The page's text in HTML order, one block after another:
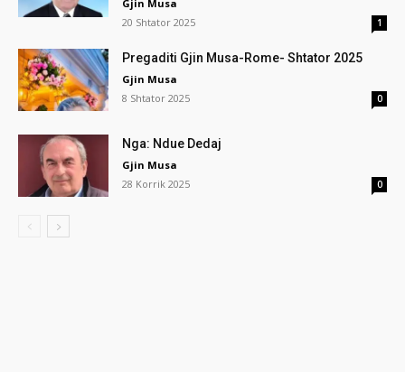
Gjin Musa
20 Shtator 2025
1
Pregaditi Gjin Musa-Rome- Shtator 2025
Gjin Musa
8 Shtator 2025
0
Nga: Ndue Dedaj
Gjin Musa
28 Korrik 2025
0